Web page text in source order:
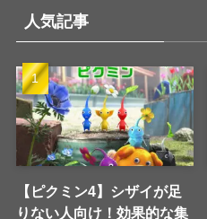
人気記事
【ピクミン4】シザイが足
りない人向け！効果的な集